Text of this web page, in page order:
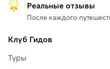
Реальные отзывы
После каждого
Клуб Гидов
Туры